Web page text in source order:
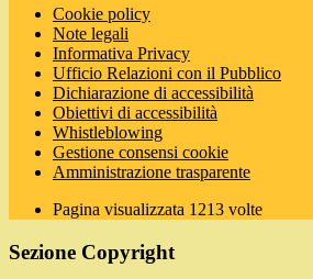
Cookie policy
Note legali
Informativa Privacy
Ufficio Relazioni con il Pubblico
Dichiarazione di accessibilità
Obiettivi di accessibilità
Whistleblowing
Gestione consensi cookie
Amministrazione trasparente
Pagina visualizzata 1213 volte
Sezione Copyright